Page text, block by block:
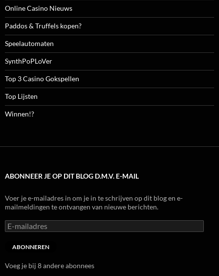
Online Casino Nieuws
Paddos & Truffels kopen?
Speelautomaten
SynthPoPLoVer
Top 3 Casino Gokspellen
Top Lijsten
Winnen!?
ABONNEER JE OP DIT BLOG D.M.V. E-MAIL
Voer je e-mailadres in om je in te schrijven op dit blog en e-
mailmeldingen te ontvangen van nieuwe berichten.
E-
mailadres
ABONNEREN
Voeg je bij 8 andere abonnees